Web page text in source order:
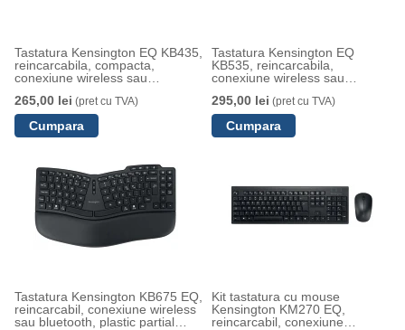
Tastatura Kensington EQ KB435,
reincarcabila, compacta,
conexiune wireless sau
265,00 lei (pret cu TVA)
Tastatura Kensington EQ
KB535, reincarcabila,
conexiune wireless sau
295,00 lei (pret cu TVA)
Tastatura Kensington KB675 EQ,
reincarcabil, conexiune wireless
sau bluetooth, plastic partial
Kit tastatura cu mouse
Kensington KM270 EQ,
reincarcabil, conexiune